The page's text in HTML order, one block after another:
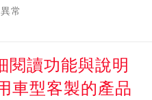
常
閱讀功能與說明
車型客製的產品